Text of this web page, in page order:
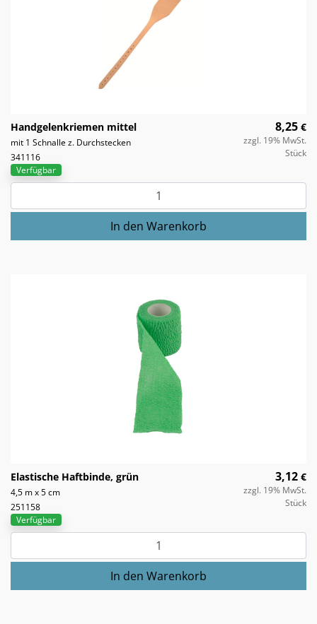
Handgelenkriemen mittel
mit 1 Schnalle z. Durchstecken
341116
8,25 €
zzgl. 19% MwSt.
Stück
Verfügbar
Elastische Haftbinde, grün
4,5 m x 5 cm
251158
3,12 €
zzgl. 19% MwSt.
Stück
Verfügbar